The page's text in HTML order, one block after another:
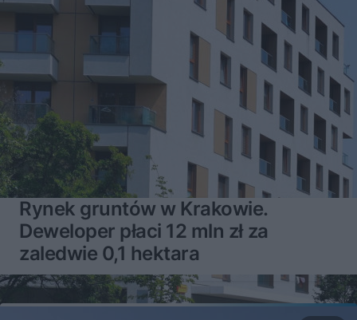
Rynek gruntów w Krakowie.
Deweloper płaci 12 mln zł za
zaledwie 0,1 hektara